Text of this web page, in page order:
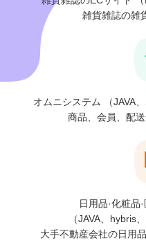
雑貨雑誌の雑
オムニシステム （JAVA
商品、会員、配
日用品·化粧品
（JAVA、hybris
大手不動産会社の日用